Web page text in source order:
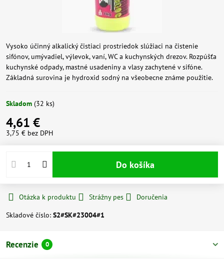
Vysoko účinný alkalický čistiaci prostriedok slúžiaci na čistenie
sifónov, umývadiel, výlevok, vaní, WC a kuchynských drezov. Rozpúšťa
kuchynské odpady, mastné usadeniny a vlasy zachytené v sifóne.
Základná surovina je hydroxid sodný na všeobecne známe použitie.
Skladom (32 ks)
4,61 €
3,75 € bez DPH
Do košíka
Otázka k produktu Strážny pes
Doručenia
Skladové číslo: S2#SK#23004#1
Recenzie 0